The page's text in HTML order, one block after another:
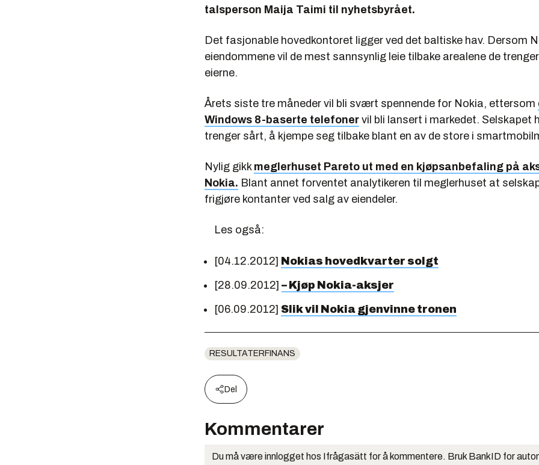
talsperson Maija Taimi til nyhetsbyrået.
Det fasjonable hovedkontoret ligger ved det baltiske hav. Dersom
eiendommene vil de mest sannsynlig leie tilbake arealene de
eierne.
Årets siste tre måneder vil bli svært spennende for Nokia, ettersom
Windows 8-baserte telefoner vil bli lansert i markedet. Selskapet
trenger sårt, å kjempe seg tilbake blant en av de store i
Nylig gikk meglerhuset Pareto ut med en kjøpsanbefaling på
Nokia. Blant annet forventet analytikeren til meglerhuset at
frigjøre kontanter ved salg av eiendeler.
Les også:
[04.12.2012] Nokias hovedkvarter solgt
[28.09.2012] – Kjøp Nokia-aksjer
[06.09.2012] Slik vil Nokia gjenvinne tronen
RESULTATERFINANS
Del
Kommentarer
Du må være innlogget hos Ifrågasätt for å kommentere. Bruk BankID for